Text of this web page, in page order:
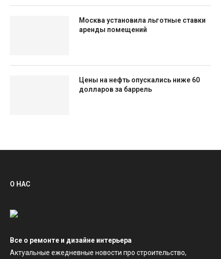
Москва установила льготные ставки
аренды помещений
Цены на нефть опускались ниже 60
долларов за баррель
О НАС
Все о ремонте и дизайне интерьера
Актуальные ежедневные новости про строительство,